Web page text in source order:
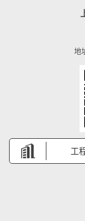
地
工